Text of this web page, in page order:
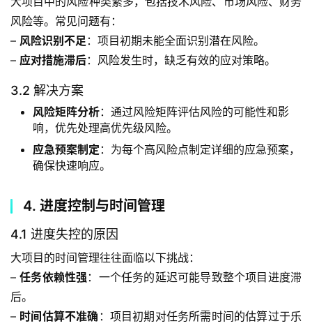
风险等。常见问题有：
– 风险识别不足 ：项目初期未能全面识别潜在风险。
– 应对措施滞后：风险发生时，缺乏有效的应对策略。
3.2 解决方案
风险矩阵分析：通过风险矩阵评估风险的可能性和影
响，优先处理高优先级风险。
应急预案制定 ：为每个高风险点制定详细的应急预案，
确保快速响应。
4. 进度控制与时间管理
4.1 进度失控的原因
大项目的时间管理往往面临以下挑战：
– 任务依赖性强 ：一个任务的延迟可能导致整个项目进度滞
后。
– 时间估算不准确 ：项目初期对任务所需时间的估算过于乐